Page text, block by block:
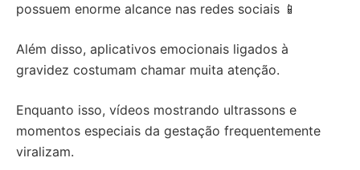
possuem enorme alcance nas redes sociais 📱
Além disso, aplicativos emocionais ligados à
gravidez costumam chamar muita atenção.
Enquanto isso, vídeos mostrando ultrassons e
momentos especiais da gestação frequentemente
viralizam.